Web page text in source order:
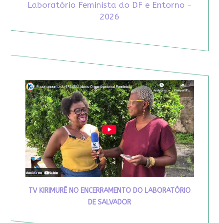
Laboratório Feminista do DF e Entorno -
2026
TV KIRIMURÊ NO ENCERRAMENTO DO LABORATÓRIO
DE SALVADOR